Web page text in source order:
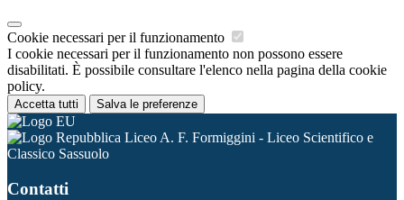
Cookie necessari per il funzionamento
I cookie necessari per il funzionamento non possono essere
disabilitati. È possibile consultare l'elenco nella pagina della cookie
policy.
Accetta tutti Salva le preferenze
Liceo A. F. Formiggini - Liceo Scientifico e
Classico Sassuolo
Contatti